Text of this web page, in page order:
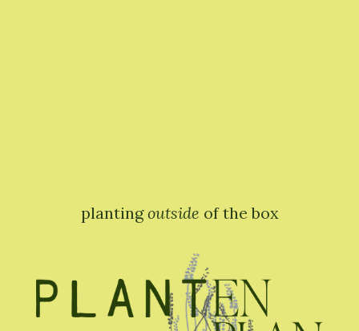
plantingoutside of the box